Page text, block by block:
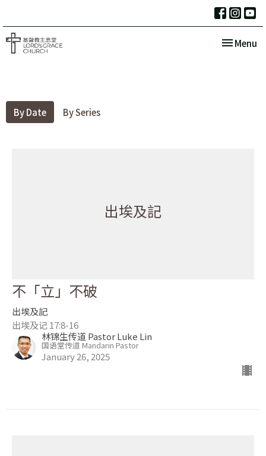
Toggle
Menu
By Date By Series
出埃及記
不「立」不破
出埃及記
出埃及记 17:8-16
林锦生传道 Pastor Luke Lin
国语堂传道 Mandarin Pastor
January 26, 2025